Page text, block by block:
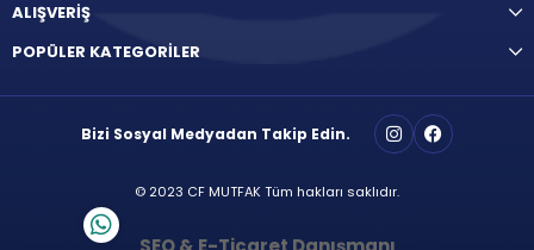
ALIŞVERİŞ
POPÜLER KATEGORİLER
Bizi Sosyal Medyadan Takip Edin.
© 2023 CF MUTFAK Tüm hakları saklıdır.